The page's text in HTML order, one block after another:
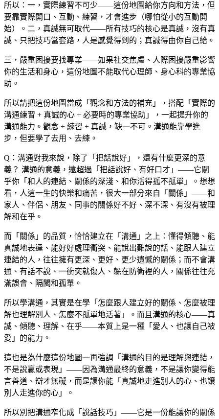
所以：一，實際練習不可少——這份地圖給你方向和方法，但
要靠實際開口、互動、練習，才會進步（哪怕從小的互動開
始）。二，真誠無可取代——所有技巧的核心是真誠，沒有真
誠、只把技巧當套路，人是感覺得到的；真誠得由你自己給。
三，嚴重困擾要找專業——如果社交焦慮、人際困擾嚴重影響
你的生活和身心，這份地圖不能取代心理師、身心科的專業協
助。
所以請把這份地圖當成「觀念和方法的補充」，搭配「實際的
溝通練習 + 真誠的心 + 必要時的專業協助」，一起提升你的
溝通能力。觀念 + 練習 + 真誠，缺一不可。溝通能靠學進
步，但要學了去用、去練。
Q：溝通對我來說，除了「把話說好」，還有什麼更深的意
義？ 溝通的意義，遠超過「把話說好、有好口才」——它關
乎你「和人的連結、關係的深淺、和你活得孤不孤單」。想想
看，人這一生的快樂和痛苦，很大一部分來自「關係」——和
家人、伴侶、朋友、同事的關係好不好、深不深、有沒有被理
解和在乎。
而「關係」的品質，恰恰建立在「溝通」之上：懂得傾聽、能
真誠地表達、能好好處理衝突、能說出難說的話、能跟人建立
連結的人，往往擁有更深、更好、更少遺憾的關係；而不會溝
通、有話不說、一衝突就傷人、躲在防衛裡的人，關係往往充
滿誤會、隔閡和孤單。
所以學溝通，其實是在學「怎麼跟人建立好的關係、怎麼被理
解也理解別人、怎麼不孤單地活著」。而且溝通的核心——真
誠、傾聽、理解、在乎——本質上是一種「愛人、也讓自己被
愛」的能力。
這也是為什麼這份地圖一再強調「溝通的目的是理解與連結，
不是說贏或表現」——因為溝通最終的意義，不是讓你變得能
言善道、辯才無礙，而是讓你能「真誠地走進別人的心、也讓
別人走進你的心」。
所以別把溝通窄化成「說話技巧」——它是一份能讓你的關係